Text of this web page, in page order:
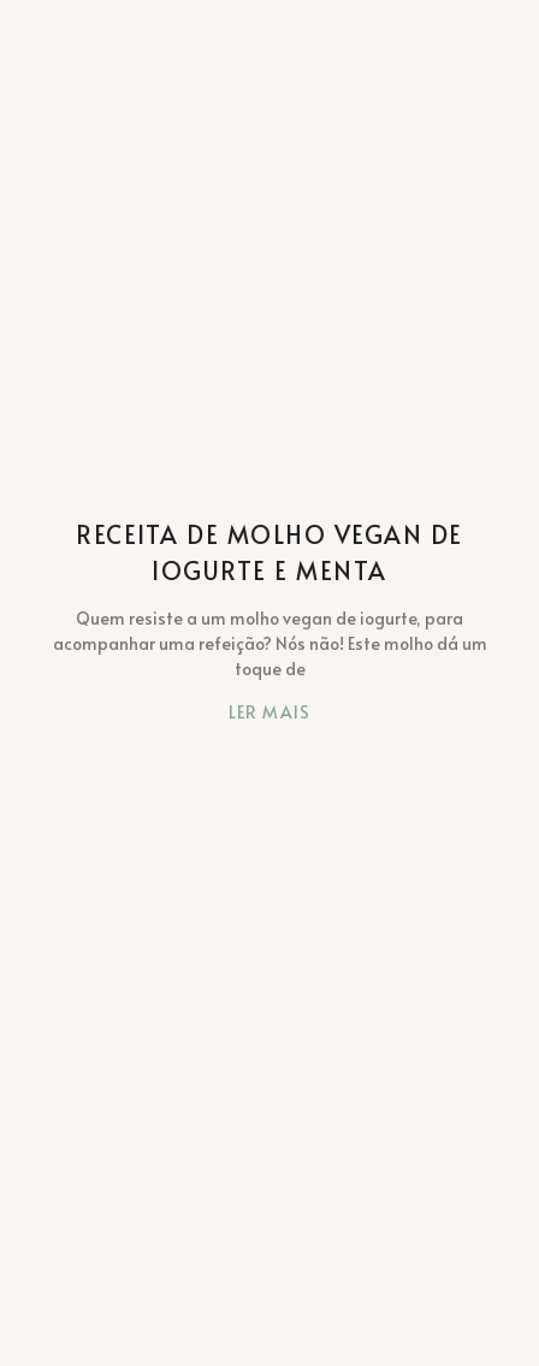
RECEITA DE MOLHO VEGAN DE
IOGURTE E MENTA
Quem resiste a um molho vegan de iogurte, para
acompanhar uma refeição? Nós não! Este molho dá um
toque de
LER MAIS